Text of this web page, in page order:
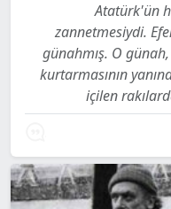
Atatürk'ün
zannetmesiydi.
günahmış. O günah,
kurtarmasının
içilen